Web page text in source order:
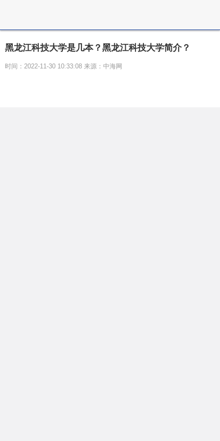
黑龙江科技大学是几本？黑龙江科技大学简介？
时间：2022-11-30 10:33:08 来源：中海网